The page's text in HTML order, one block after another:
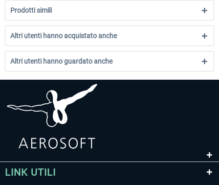
Prodotti simili
Altri utenti hanno acquistato anche
Altri utenti hanno guardato anche
LINK UTILI